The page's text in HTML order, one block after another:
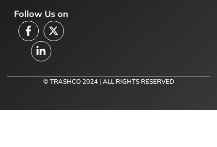
Follow Us on
© TRASHCO 2024 | ALL RIGHTS RESERVED